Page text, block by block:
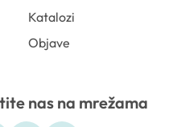
Katalozi
Objave
nas na mrežama